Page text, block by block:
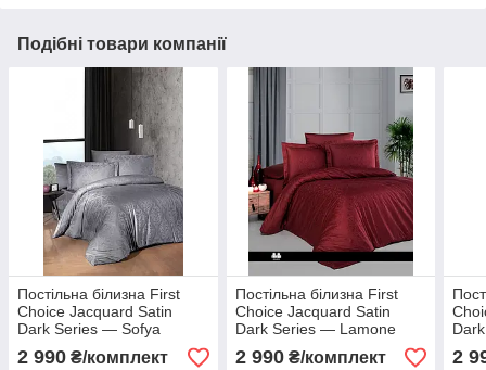
Подібні товари компанії
Постільна білизна First
Choice Jacquard Satin
Dark Series — Sofya
Quicksilver
2 990 ₴/комплект
Постільна білизна First
Choice Jacquard Satin
Dark Series — Lamone
Dark Red
2 990₴/комплект
Red
2